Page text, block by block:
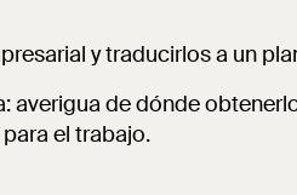
y traducirlos a un
averigua de dónde
el trabajo.